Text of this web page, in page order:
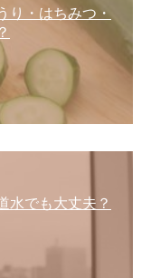
り・はちみつ・
水でも大丈夫？